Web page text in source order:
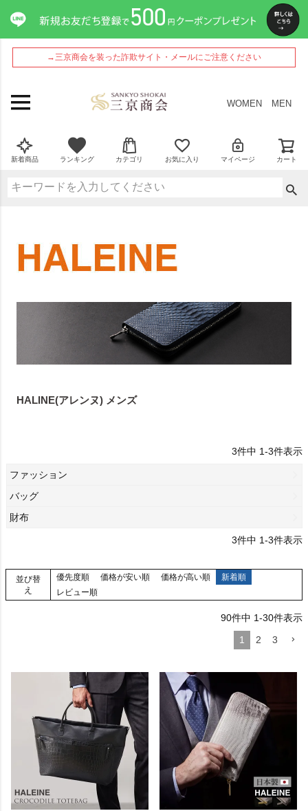
→三京商会を装った詐欺サイト・メールにご注意ください
WOMEN MEN
新着商品 ランキング カテゴリ お気に入り マイページ カート
HALINE(アレンヌ) メンズ
3件中 1-3件表示
ファッション
バッグ
財布
3件中 1-3件表示
並び替
え
優先度順 価格が安い順 価格が高い順
新着順
レビュー順
90件中 1-30件表示
1
2 3